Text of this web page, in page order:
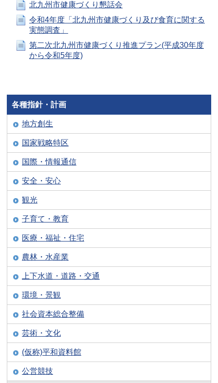
北九州市健康づくり懇話会
令和4年度「北九州市健康づくり及び食育に関する
実態調査」
第二次北九州市健康づくり推進プラン(平成30年度
から令和5年度)
各種指針・計画
地方創生
国家戦略特区
国際・情報通信
安全・安心
観光
子育て・教育
医療・福祉・住宅
農林・水産業
上下水道・道路・交通
環境・景観
社会資本総合整備
芸術・文化
(仮称)平和資料館
公営競技